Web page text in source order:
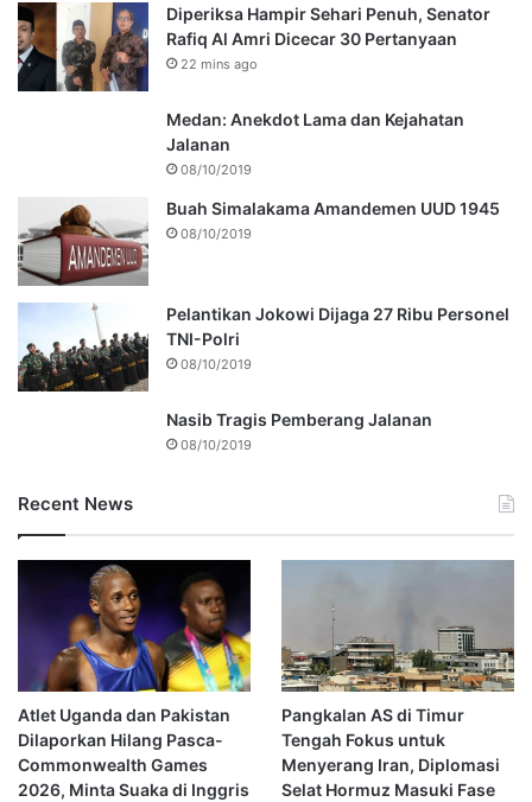
Diperiksa Hampir Sehari Penuh, Senator
Rafiq Al Amri Dicecar 30 Pertanyaan
22 mins ago
Medan: Anekdot Lama dan Kejahatan
Jalanan
08/10/2019
Buah Simalakama Amandemen UUD 1945
08/10/2019
Pelantikan Jokowi Dijaga 27 Ribu Personel
TNI-Polri
08/10/2019
Nasib Tragis Pemberang Jalanan
08/10/2019
Recent News
Atlet Uganda dan Pakistan
Dilaporkan Hilang Pasca-
Commonwealth Games
2026, Minta Suaka di Inggris
Pangkalan AS di Timur
Tengah Fokus untuk
Menyerang Iran, Diplomasi
Selat Hormuz Masuki Fase